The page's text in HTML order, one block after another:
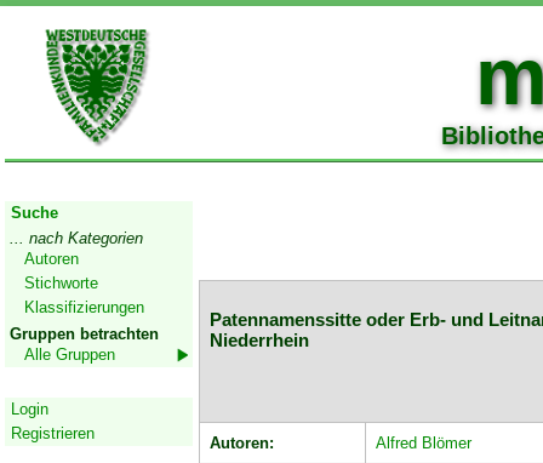
Suche
... nach Kategorien
Autoren
Stichworte
Klassifizierungen
Gruppen betrachten
Alle Gruppen
Login
Registrieren
Patennamenssitte oder Erb- und
Niederrhein
Autoren: Alfred Blömer